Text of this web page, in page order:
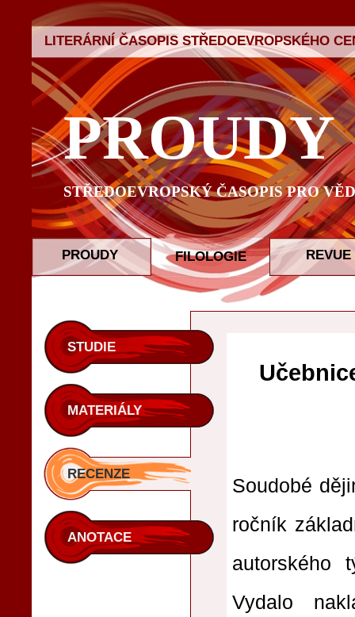
LITERÁRNÍ ČASOPIS STŘEDOEVROPSKÉHO
PROUDY
STŘEDOEVROPSKÝ ČASOPIS PRO
PROUDY FILOLOGIE REVUE
STUDIE
MATERIÁLY
RECENZE
ANOTACE
Soudobé
ročník
autorského
Vydalo